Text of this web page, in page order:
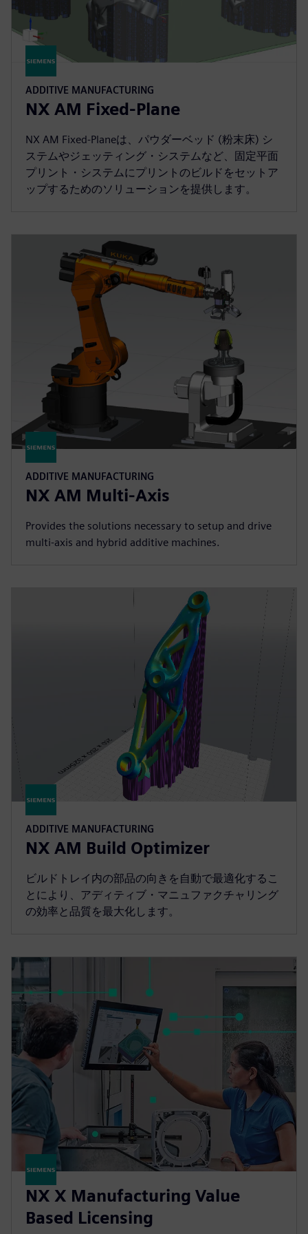
ADDITIVE MANUFACTURING
NX AM Fixed-Plane
NX AM Fixed-Planeは、パウダーベッド (粉末床) シ
ステムやジェッティング・システムなど、固定平面
プリント・システムにプリントのビルドをセットア
ップするためのソリューションを提供します。
ADDITIVE MANUFACTURING
NX AM Multi-Axis
Provides the solutions necessary to setup and drive
multi-axis and hybrid additive machines.
ADDITIVE MANUFACTURING
NX AM Build Optimizer
ビルドトレイ内の部品の向きを自動で最適化するこ
とにより、アディティブ・マニュファクチャリング
の効率と品質を最大化します。
NX X Manufacturing Value
Based Licensing